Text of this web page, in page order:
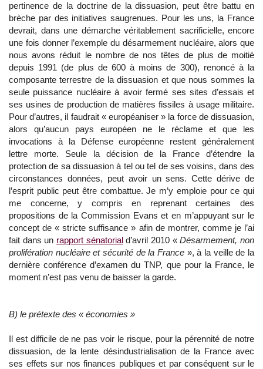
pertinence de la doctrine de la dissuasion, peut être battu en
brèche par des initiatives saugrenues. Pour les uns, la France
devrait, dans une démarche véritablement sacrificielle, encore
une fois donner l’exemple du désarmement nucléaire, alors que
nous avons réduit le nombre de nos têtes de plus de moitié
depuis 1991 (de plus de 600 à moins de 300), renoncé à la
composante terrestre de la dissuasion et que nous sommes la
seule puissance nucléaire à avoir fermé ses sites d’essais et
ses usines de production de matières fissiles à usage militaire.
Pour d’autres, il faudrait « européaniser » la force de dissuasion,
alors qu’aucun pays européen ne le réclame et que les
invocations à la Défense européenne restent généralement
lettre morte. Seule la décision de la France d’étendre la
protection de sa dissuasion à tel ou tel de ses voisins, dans des
circonstances données, peut avoir un sens. Cette dérive de
l’esprit public peut être combattue. Je m’y emploie pour ce qui
me concerne, y compris en reprenant certaines des
propositions de la Commission Evans et en m’appuyant sur le
concept de « stricte suffisance » afin de montrer, comme je l’ai
fait dans un rapport sénatoriald’avril 2010 «Désarmement, non
prolifération nucléaire et sécurité de la France », à la veille de la
dernière conférence d’examen du TNP, que pour la France, le
moment n’est pas venu de baisser la garde.
B) le prétexte des « économies »
Il est difficile de ne pas voir le risque, pour la pérennité de notre
dissuasion, de la lente désindustrialisation de la France avec
ses effets sur nos finances publiques et par conséquent sur le